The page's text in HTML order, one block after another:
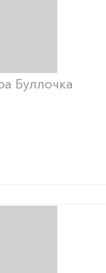
Буллочка